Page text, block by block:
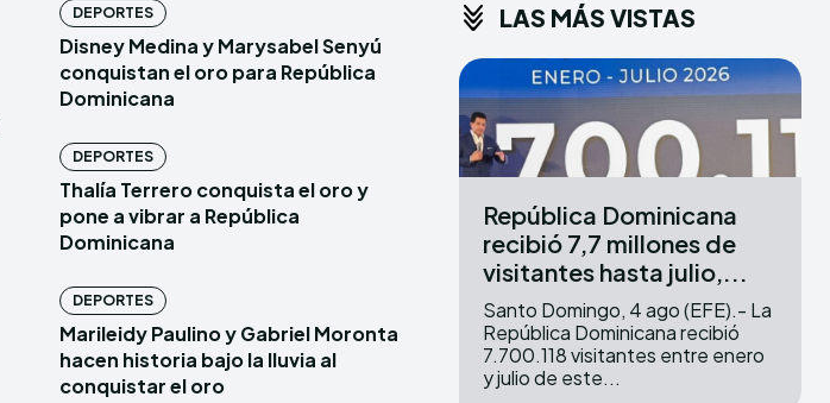
Copyright © Newspaper Theme.
Copyright © Newspaper Theme.
DEPORTES
Disney Medina y Marysabel Senyú
conquistan el oro para República
Dominicana
DEPORTES
Thalía Terrero conquista el oro y
pone a vibrar a República
Dominicana
DEPORTES
Marileidy Paulino y Gabriel Moronta
hacen historia bajo la lluvia al
conquistar el oro
LAS MÁS VISTAS
República Dominicana
recibió 7,7 millones de
visitantes hasta julio,...
Santo Domingo, 4 ago (EFE).- La
República Dominicana recibió
7.700.118 visitantes entre enero
y julio de este...